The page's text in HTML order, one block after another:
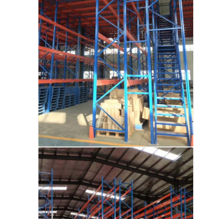
الصفحة الرئيسية
منتجات
فيديوهات
معلومات عنا
جولة في المصنع
مراقبة الجودة
اتصل بنا
أخبار
القضايا
اطلب عرض أسعار